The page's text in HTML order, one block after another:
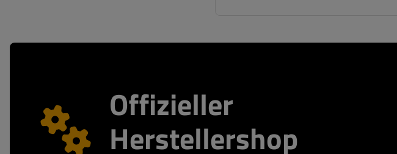
Offizieller
Herstellershop